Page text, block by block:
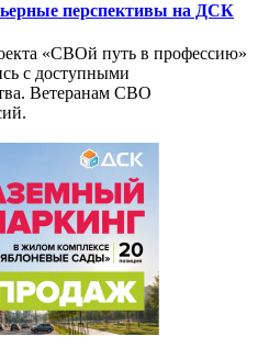
перспективы на ДСК
«СВОй путь в профессию»
с доступными
Ветеранам СВО